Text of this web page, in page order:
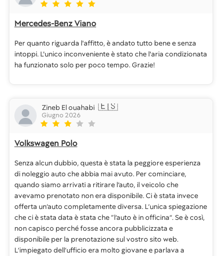
Mercedes-Benz Viano
Per quanto riguarda l'affitto, è andato tutto bene e senza
intoppi. L'unico inconveniente è stato che l'aria condizionata
ha funzionato solo per poco tempo. Grazie!
Zineb El ouahabi 🇪🇸
Giugno 2026
Volkswagen Polo
Senza alcun dubbio, questa è stata la peggiore esperienza
di noleggio auto che abbia mai avuto. Per cominciare,
quando siamo arrivati a ritirare l’auto, il veicolo che
avevamo prenotato non era disponibile. Ci è stata invece
offerta un’auto completamente diversa. L’unica spiegazione
che ci è stata data è stata che “l’auto è in officina”. Se è così,
non capisco perché fosse ancora pubblicizzata e
disponibile per la prenotazione sul vostro sito web.
L’impiegato dell’ufficio era molto giovane e parlava a